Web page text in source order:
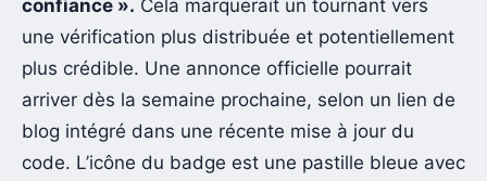
confiance ». Cela marquerait un tournant vers
une vérification plus distribuée et potentiellement
plus crédible. Une annonce officielle pourrait
arriver dès la semaine prochaine, selon un lien de
blog intégré dans une récente mise à jour du
code. L’icône du badge est une pastille bleue avec